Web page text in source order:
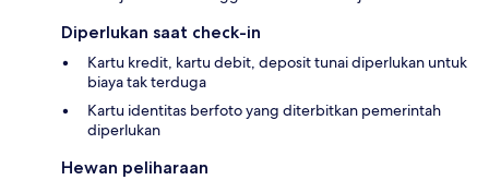
Diperlukan saat check-in
Kartu kredit, kartu debit, deposit tunai diperlukan untuk
biaya tak terduga
Kartu identitas berfoto yang diterbitkan pemerintah
diperlukan
Hewan peliharaan